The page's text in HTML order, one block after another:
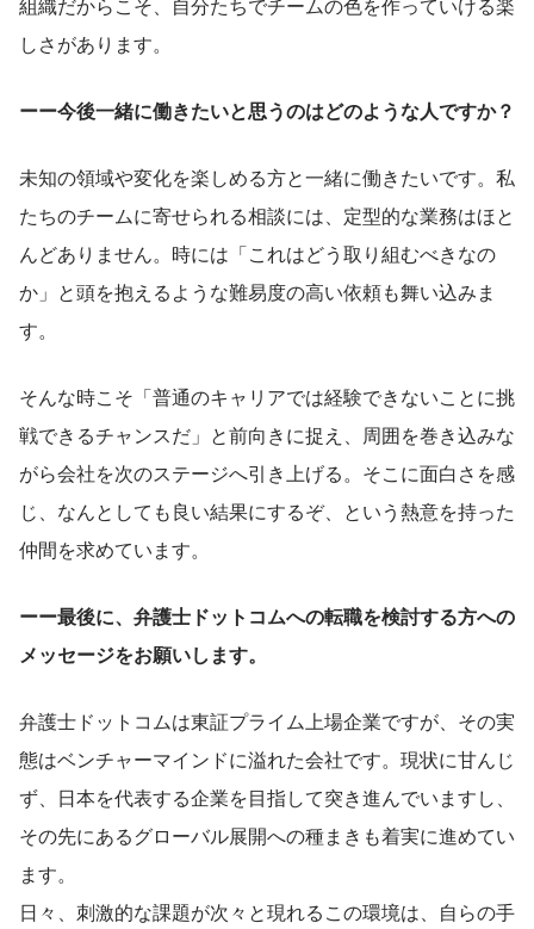
しさがあります。
ーー今後一緒に働きたいと思うのはどのような人ですか？
未知の領域や変化を楽しめる方と一緒に働きたいです。私
たちのチームに寄せられる相談には、定型的な業務はほと
んどありません。時には「これはどう取り組むべきなの
か」と頭を抱えるような難易度の高い依頼も舞い込みま
す。
そんな時こそ「普通のキャリアでは経験できないことに挑
戦できるチャンスだ」と前向きに捉え、周囲を巻き込みな
がら会社を次のステージへ引き上げる。そこに面白さを感
じ、なんとしても良い結果にするぞ、という熱意を持った
仲間を求めています。
ーー最後に、弁護士ドットコムへの転職を検討する方への
メッセージをお願いします。
弁護士ドットコムは東証プライム上場企業ですが、その実
態はベンチャーマインドに溢れた会社です。現状に甘んじ
ず、日本を代表する企業を目指して突き進んでいますし、
その先にあるグローバル展開への種まきも着実に進めてい
ます。
日々、刺激的な課題が次々と現れるこの環境は、自らの手